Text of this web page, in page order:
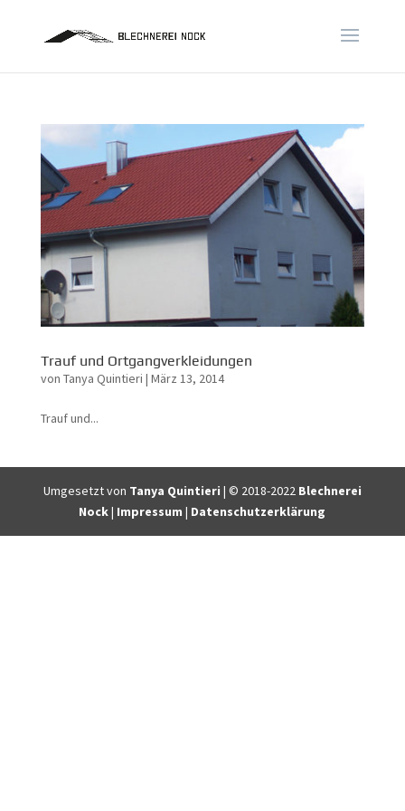
Trauf und Ortgangverkleidungen
von Tanya Quintieri | März 13, 2014
Trauf und...
Umgesetzt von Tanya Quintieri | © 2018-2022 Blechnerei
Nock| Impressum | Datenschutzerklärung